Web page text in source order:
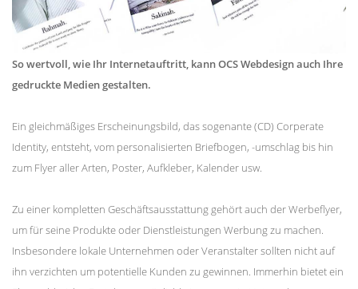
So wertvoll, wie Ihr Internetauftritt, kann OCS Webdesign auch Ihre
gedruckte Medien gestalten.
Ein gleichmäßiges Erscheinungsbild, das sogenante (CD) Corperate
Identity, entsteht, vom personalisierten Briefbogen, -umschlag bis hin
zum Flyer aller Arten, Poster, Aufkleber, Kalender usw.
Zu einer kompletten Geschäftsausstattung gehört auch der Werbeflyer,
um für seine Produkte oder Dienstleistungen Werbung zu machen.
Insbesondere lokale Unternehmen oder Veranstalter sollten nicht auf
ihn verzichten um potentielle Kunden zu gewinnen. Immerhin bietet ein